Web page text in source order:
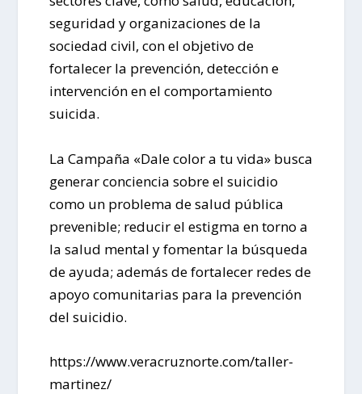
seguridad y organizaciones de la
sociedad civil, con el objetivo de
fortalecer la prevención, detección e
intervención en el comportamiento
suicida.
La Campaña «Dale color a tu vida» busca
generar conciencia sobre el suicidio
como un problema de salud pública
prevenible; reducir el estigma en torno a
la salud mental y fomentar la búsqueda
de ayuda; además de fortalecer redes de
apoyo comunitarias para la prevención
del suicidio.
https://www.veracruznorte.com/taller-
martinez/